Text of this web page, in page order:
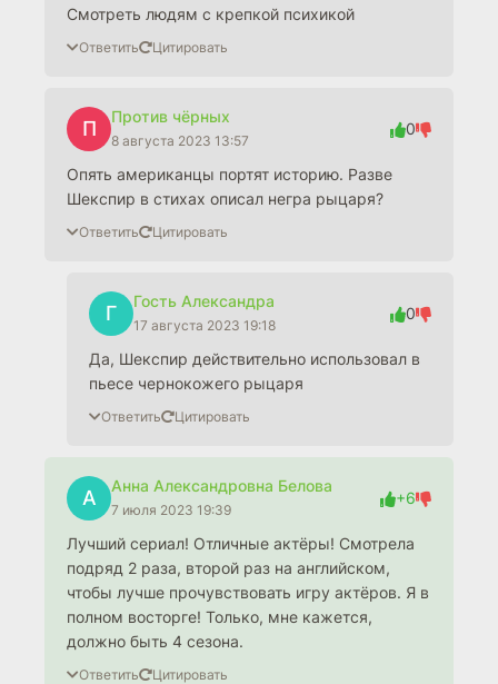
Смотреть людям с крепкой психикой
Ответить Цитировать
П
Против чёрных
8 августа 2023 13:57
0
Опять американцы портят историю. Разве
Шекспир в стихах описал негра рыцаря?
Ответить Цитировать
Г
Гость Александра
17 августа 2023 19:18
0
Да, Шекспир действительно использовал в
пьесе чернокожего рыцаря
Ответить Цитировать
А
Анна Александровна Белова
7 июля 2023 19:39
+6
Лучший сериал! Отличные актёры! Смотрела
подряд 2 раза, второй раз на английском,
чтобы лучше прочувствовать игру актёров. Я в
полном восторге! Только, мне кажется,
должно быть 4 сезона.
Ответить Цитировать